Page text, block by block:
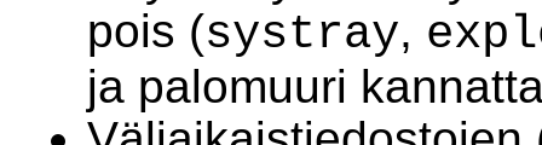
pois (systray,
ja palomuuri